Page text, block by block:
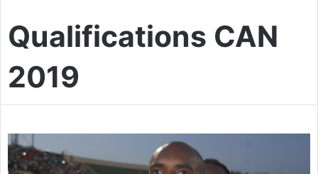
Qualifications CAN
2019